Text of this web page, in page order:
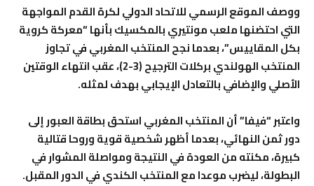
ووصف الموقع الرسمي للاتحاد الدولي لكرة القدم المواجهة
التي احتضنها ملعب مونتيري بالمكسيك بأنها “معركة كروية
بكل المقاييس”، بعدما نجح المنتخب المغربي في تجاوز
المنتخب الهولندي بركلات الترجيح (3-2)، عقب انتهاء الوقتين
الأصلي والإضافي بالتعادل الإيجابي بهدف لمثله.
واعتبر “فيفا” أن المنتخب المغربي استحق بطاقة العبور إلى
دور ثمن النهائي، بعدما أظهر شخصية قوية وروحا قتالية
كبيرة، مكنته من العودة في النتيجة ومواصلة المشوار في
البطولة، ليضرب موعدا مع المنتخب الكندي في الدور المقبل.